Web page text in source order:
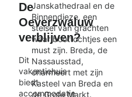
De
Oeverzwaluw
verblijven?
Dit
vakantiehuis
biedt
accommodatie
Janskathedraal en de
Binnendieze, een
stelsel van grachten
waar boottochtjes een
must zijn. Breda, de
Nassausstad,
charmeert met zijn
Kasteel van Breda en
de Grote Markt.